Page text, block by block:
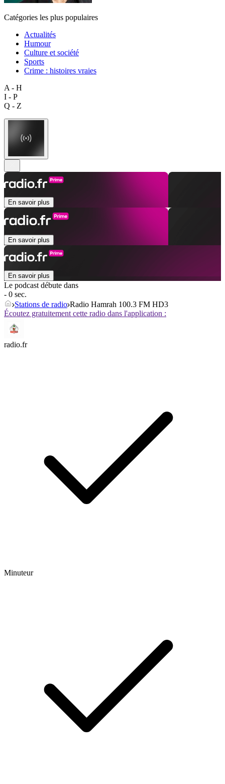
Catégories les plus populaires
Actualités
Humour
Culture et société
Sports
Crime : histoires vraies
A - H
I - P
Q - Z
En savoir plus
En savoir plus
En savoir plus
Le podcast débute dans
- 0 sec.
Stations de radio Radio Hamrah 100.3 FM HD3
Écoutez gratuitement cette radio dans l'application :
radio.fr
Minuteur